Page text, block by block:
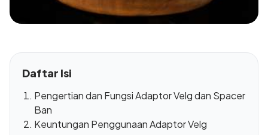
Daftar Isi
Pengertian dan Fungsi Adaptor Velg dan Spacer
Ban
Keuntungan Penggunaan Adaptor Velg